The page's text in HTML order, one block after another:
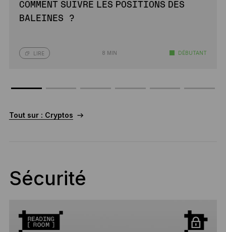
COMMENT SUIVRE LES POSITIONS DES
BALEINES ?
LIRE 8 MIN DÉBUTANT
Tout sur : Cryptos
Sécurité